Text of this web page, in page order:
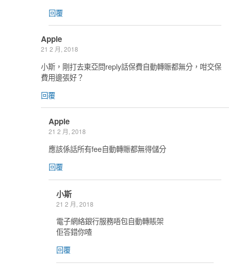
回覆
Apple
21 2 月, 2018
小斯，剛打去東亞問reply話保費自動轉賑都無分，咁交保
費用邊張好？
回覆
Apple
21 2 月, 2018
應該係話所有fee自動轉賑都無得儲分
回覆
小斯
21 2 月, 2018
電子網絡銀行服務唔包自動轉賬架
佢答錯你喳
回覆